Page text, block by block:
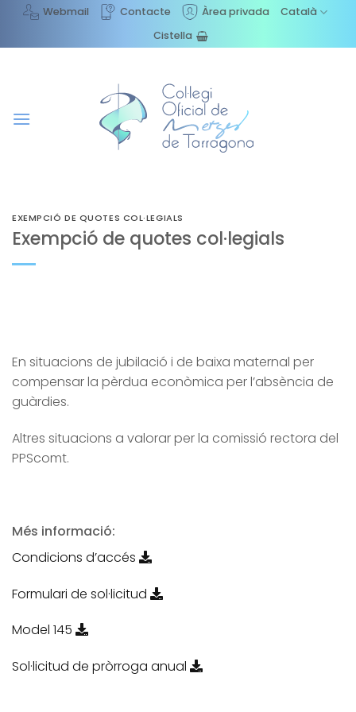
content
Webmail Contacte Àrea privada
Català
Cistella
EXEMPCIÓ DE QUOTES COL·LEGIALS
Exempció de quotes col·legials
En situacions de jubilació i de baixa maternal per
compensar la pèrdua econòmica per l’absència de
guàrdies.
Altres situacions a valorar per la comissió rectora del
PPScomt.
Més informació:
Condicions d’accés
Formulari de sol·licitud
Model 145
Sol·licitud de pròrroga anual